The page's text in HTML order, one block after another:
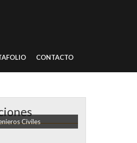
CONTACTO
Civiles